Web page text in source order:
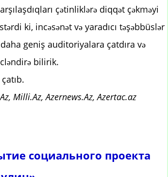
çətinliklərə diqqət çəkməyi
ki, incəsənət və yaradıcı təşəbbüslər
geniş auditoriyalara çatdıra və
bilirik.
Milli.Az, Azernews.Az, Azertac.az
социального проекта